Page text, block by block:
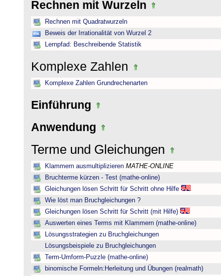
Rechnen mit Wurzeln
Rechnen mit Quadratwurzeln
Beweis der Irrationalität von Wurzel 2
Lernpfad: Beschreibende Statistik
Komplexe Zahlen
Komplexe Zahlen Grundrechenarten
Einführung
Anwendung
Terme und Gleichungen
Klammern ausmultiplizieren MATHE-ONLINE
Bruchterme kürzen - Test (mathe-online)
Gleichungen lösen Schritt für Schritt ohne Hilfe
Wie löst man Bruchgleichungen ?
Gleichungen lösen Schritt für Schritt (mit Hilfe)
Auswerten eines Terms mit Klammern (mathe-online)
Lösungsstrategien zu Bruchgleichungen
Lösungsbeispiele zu Bruchgleichungen
Term-Umform-Puzzle (mathe-online)
binomische Formeln:Herleitung und Übungen (realmath)